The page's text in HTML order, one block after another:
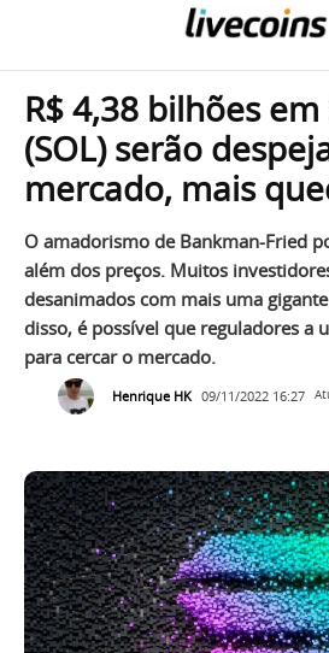
R$ 4,38 bilhões em
(SOL) serão
mercado, mais
O amadorismo de Bankman-Fried
além dos preços. Muitos
desanimados com mais uma
disso, é possível que reguladores a
para cercar o mercado.
Henrique HK 09/11/2022 16:27